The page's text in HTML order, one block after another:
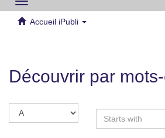
Toggle
navigation
Accueil iPubli
Découvrir par